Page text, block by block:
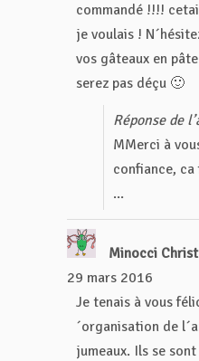
commandé !!!!
je voulais !
vos gâteaux en
serez pas déçu 🙂
Réponse de
MMerci à
confiance,
...
Minocci
29 mars 2016
Je tenais à vous
´organisation de
jumeaux. Ils se